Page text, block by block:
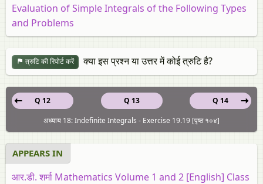
Evaluation of Simple Integrals of the Following Types
and Problems
त्रुटि की रिपोर्ट करें क्या इस प्रश्न या उत्तर में कोई त्रुटि है?
Q 13
Q 12
Q 14
अध्याय 18: Indefinite Integrals - Exercise 19.19 [पृष्ठ १०४]
APPEARS IN
आर.डी. शर्मा Mathematics Volume 1 and 2 [English] Class